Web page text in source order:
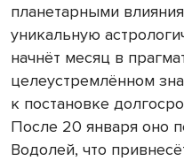
планетарными
уникальную
начнёт месяц в
целеустремлённом
к постановке
После 20 января оно
Водолей, что